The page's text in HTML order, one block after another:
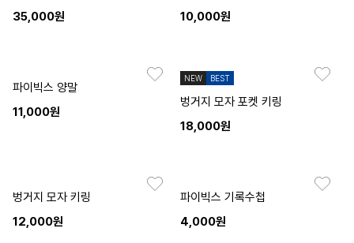
35,000원
10,000원
파이빅스 양말
11,000원
NEW BEST
벙거지 모자 포켓 키링
18,000원
벙거지 모자 키링
12,000원
파이빅스 기록수첩
4,000원